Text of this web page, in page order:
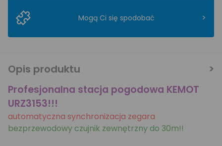
Mogą Ci się spodobać >
Opis produktu
Profesjonalna stacja pogodowa KEMOT
URZ3153!!!
automatyczna synchronizacja zegara
bezprzewodowy czujnik zewnętrzny do 30m!!